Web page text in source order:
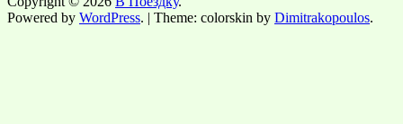
Powered by WordPress. | Theme: colorskin by Dimitrakopoulos.